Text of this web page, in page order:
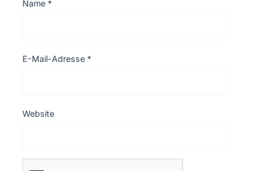
Name *
E-Mail-Adresse *
Website